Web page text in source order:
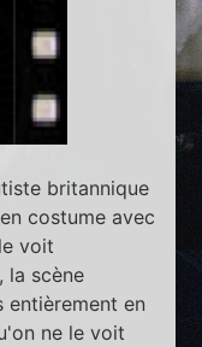
britannique
costume avec
voit
la scène
entièrement en
ne le voit